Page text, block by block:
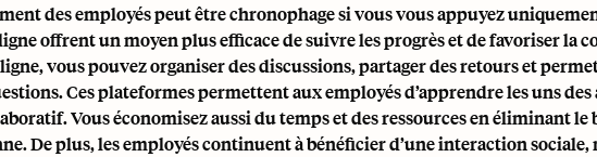
des employés peut être chronophage si vous vous appuyez
offrent un moyen plus efficace de suivre les progrès et de favoriser la
vous pouvez organiser des discussions, partager des retours et
Ces plateformes permettent aux employés d’apprendre les uns
Vous économisez aussi du temps et des ressources en éliminant le
De plus, les employés continuent à bénéficier d’une interaction sociale,